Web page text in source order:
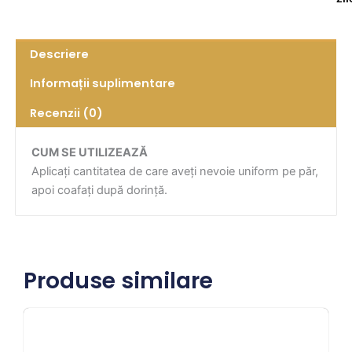
Descriere
Informații suplimentare
Recenzii (0)
CUM SE UTILIZEAZĂ
Aplicați cantitatea de care aveți nevoie uniform pe păr,
apoi coafați după dorință.
Produse similare